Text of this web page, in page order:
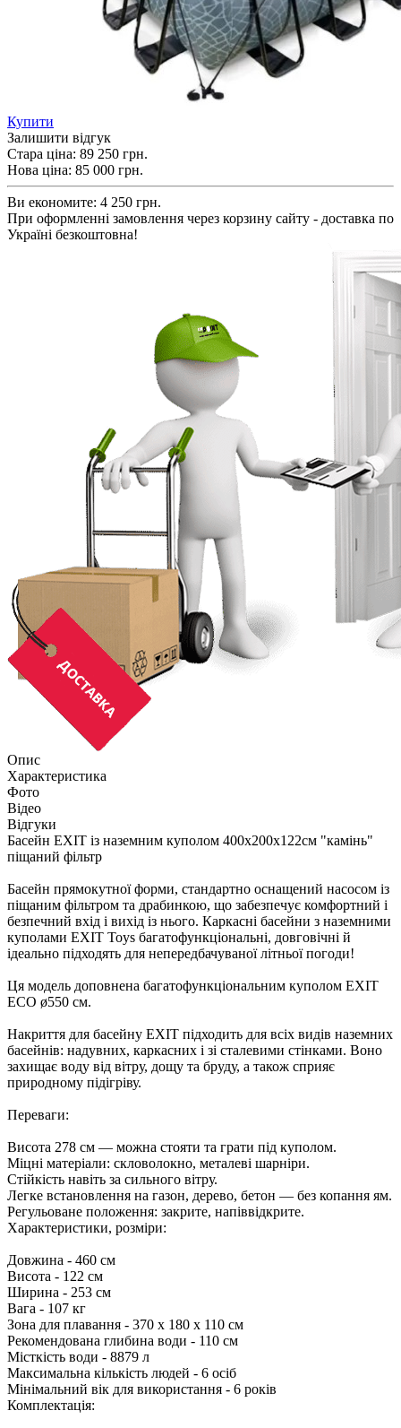
Купити
Залишити відгук
Стара ціна: 89 250 грн.
Нова ціна: 85 000 грн.
Ви економите: 4 250 грн.
При оформленні замовлення через корзину сайту - доставка по
Україні безкоштовна!
Опис
Характеристика
Фото
Відео
Відгуки
Басейн EXIT із наземним куполом 400x200x122см "камінь"
піщаний фільтр
Басейн прямокутної форми, стандартно оснащений насосом із
піщаним фільтром та драбинкою, що забезпечує комфортний і
безпечний вхід і вихід із нього. Каркасні басейни з наземними
куполами EXIT Toys багатофункціональні, довговічні й
ідеально підходять для непередбачуваної літньої погоди!
Ця модель доповнена багатофункціональним куполом EXIT
ECO ø550 см.
Накриття для басейну EXIT підходить для всіх видів наземних
басейнів: надувних, каркасних і зі сталевими стінками. Воно
захищає воду від вітру, дощу та бруду, а також сприяє
природному підігріву.
Переваги:
Висота 278 см — можна стояти та грати під куполом.
Міцні матеріали: скловолокно, металеві шарніри.
Стійкість навіть за сильного вітру.
Легке встановлення на газон, дерево, бетон — без копання ям.
Регульоване положення: закрите, напіввідкрите.
Характеристики, розміри:
Довжина - 460 см
Висота - 122 см
Ширина - 253 см
Вага - 107 кг
Зона для плавання - 370 х 180 х 110 см
Рекомендована глибина води - 110 см
Місткість води - 8879 л
Максимальна кількість людей - 6 осіб
Мінімальний вік для використання - 6 років
Комплектація: